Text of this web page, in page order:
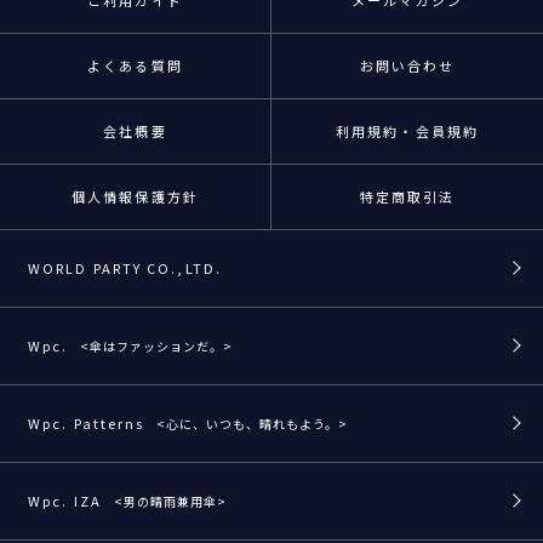
よくある質問 お問い合わせ
会社概要 利用規約・会員規約
個人情報保護方針 特定商取引法
WORLD PARTY CO.,LTD.
Wpc. <傘はファッションだ。>
Wpc. Patterns <心に、いつも、晴れもよう。>
Wpc. IZA <男の晴雨兼用傘>